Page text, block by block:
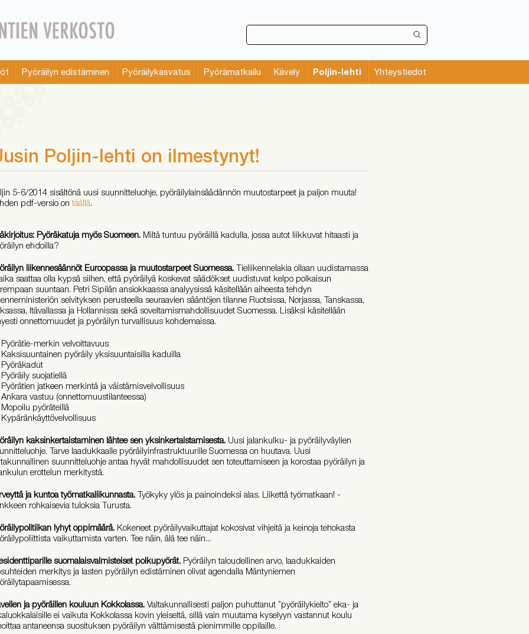
Pyöräilyn edistäminen Pyöräilykasvatus Pyörämatkailu Kävely Poljin-lehti Yhteystiedot
Poljin-lehti on ilmestynyt!
5-6/2014 sisältönä uusi suunnitteluohje, pyöräilylainsäädännön muutostarpeet ja paljon muuta!
pdf-versio ontäällä.
Pyöräkatuja myös Suomeen. Miltä tuntuu pyöräillä kadulla, jossa autot liikkuvat hitaasti ja
ehdoilla?
liikennesäännöt Euroopassa ja muutostarpeet Suomessa. Tieliikennelakia ollaan uudistamassa
saattaa olla kypsä siihen, että pyöräilyä koskevat säädökset uudistuvat kelpo polkaisun
suuntaan. Petri Sipilän ansiokkaassa analyysissä käsitellään aiheesta tehdyn
selvityksen perusteella seuraavien sääntöjen tilanne Ruotsissa, Norjassa, Tanskassa,
Itävallassa ja Hollannissa sekä soveltamismahdollisuudet Suomessa. Lisäksi käsitellään
onnettomuudet ja pyöräilyn turvallisuus kohdemaissa.
Pyörätie-merkin velvoittavuus
Kaksisuuntainen pyöräily yksisuuntaisilla kaduilla
Pyöräkadut
Pyöräily suojatiellä
Pyörätien jatkeen merkintä ja väistämisvelvollisuus
Ankara vastuu (onnettomuustilanteessa)
Mopoilu pyöräteillä
Kypäränkäyttövelvollisuus
kaksinkertaistaminen lähtee sen yksinkertaistamisesta. Uusi jalankulku- ja pyöräilyväylien
Tarve laadukkaalle pyöräilyinfrastruktuurille Suomessa on huutava. Uusi
suunnitteluohje antaa hyvät mahdollisuudet sen toteuttamiseen ja korostaa pyöräilyn ja
erottelun merkitystä.
ja kuntoa työmatkaliikunnasta. Työkyky ylös ja painoindeksi alas. Liikettä työmatkaan! -
rohkaisevia tuloksia Turusta.
lyhyt oppimäärä. Kokeneet pyöräilyvaikuttajat kokosivat vihjeitä ja keinoja tehokasta
vaikuttamista varten. Tee näin, älä tee näin...
suomalaisvalmisteiset polkupyörät. Pyöräilyn taloudellinen arvo, laadukkaiden
merkitys ja lasten pyöräilyn edistäminen olivat agendalla Mäntyniemen
ja pyöräillen kouluun Kokkolassa. Valtakunnallisesti paljon puhuttanut ”pyöräilykielto” eka- ja
ei vaikuta Kokkolassa kovin yleiseltä, sillä vain muutama kyselyyn vastannut koulu
antaneensa suosituksen pyöräilyn välttämisestä pienimmille oppilaille.